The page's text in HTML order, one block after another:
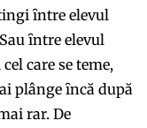
ȋntre elevul
ȋntre elevul
care se teme,
plânge ȋncă după
rar. De